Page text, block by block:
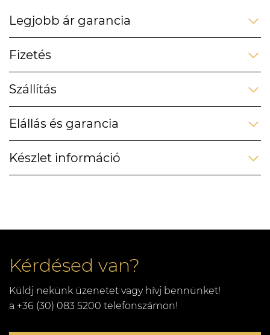
Legjobb ár garancia
Fizetés
Szállítás
Elállás és garancia
Készlet információ
Kérdésed van?
Küldj nekünk üzenetet vagy hívj bennünket!
a +36 (30) 083 5200 telefonszámon!